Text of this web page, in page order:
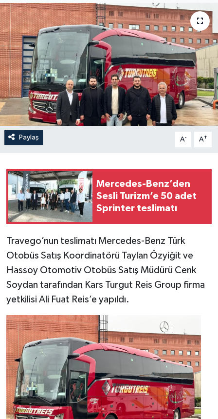
Paylaş A- A+
Mercedes-Benz’den
Sesli Turizm’e 50 adet
Sprinter teslimatı
Travego’nun teslimatı Mercedes-Benz Türk
Otobüs Satış Koordinatörü Taylan Özyiğit ve
Hassoy Otomotiv Otobüs Satış Müdürü Cenk
Soydan tarafından Kars Turgut Reis Group firma
yetkilisi Ali Fuat Reis’e yapıldı.